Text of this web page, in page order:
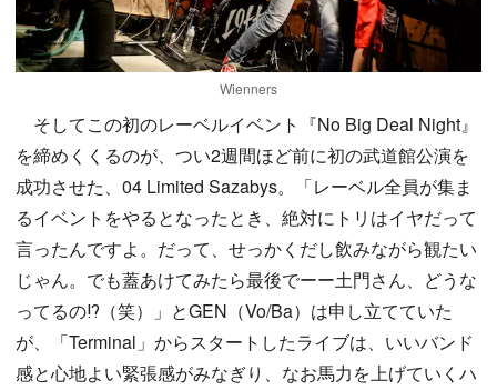
Wienners
そしてこの初のレーベルイベント『No Big Deal Night』
を締めくくるのが、つい2週間ほど前に初の武道館公演を
成功させた、04 Limited Sazabys。「レーベル全員が集ま
るイベントをやるとなったとき、絶対にトリはイヤだって
言ったんですよ。だって、せっかくだし飲みながら観たい
じゃん。でも蓋あけてみたら最後でーー土門さん、どうな
ってるの⁉（笑）」とGEN（Vo/Ba）は申し立てていた
が、「Terminal」からスタートしたライブは、いいバンド
感と心地よい緊張感がみなぎり、なお馬力を上げていくハ